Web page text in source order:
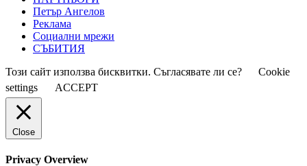
Петър Ангелов
Реклама
Социални мрежи
СЪБИТИЯ
Този сайт използва бисквитки. Съгласявате ли се?
Cookie
settings
ACCEPT
Close
Privacy Overview